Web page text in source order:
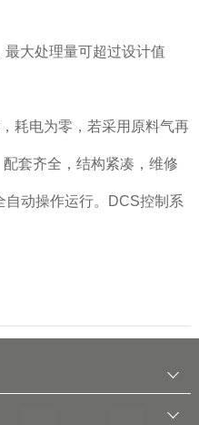
大处理量可超过设计值
耗电为零，若采用原料气再
套齐全，结构紧凑，维修
动操作运行。DCS控制系